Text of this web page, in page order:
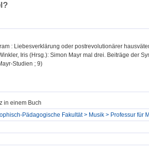
: Liebesverklärung oder postrevolutionärer
Iris (Hrsg.): Simon Mayr mal drei. Beiträge der
Studien ; 9)
in einem Buch
Pädagogische Fakultät > Musik > Professur für